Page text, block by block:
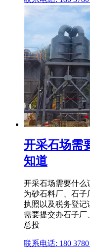
开采石场需
知道
开采石场需要什么
为砂石料厂、石子
执照以及税务登记
需要提交办石子厂
总投
联系电话: 180 3780